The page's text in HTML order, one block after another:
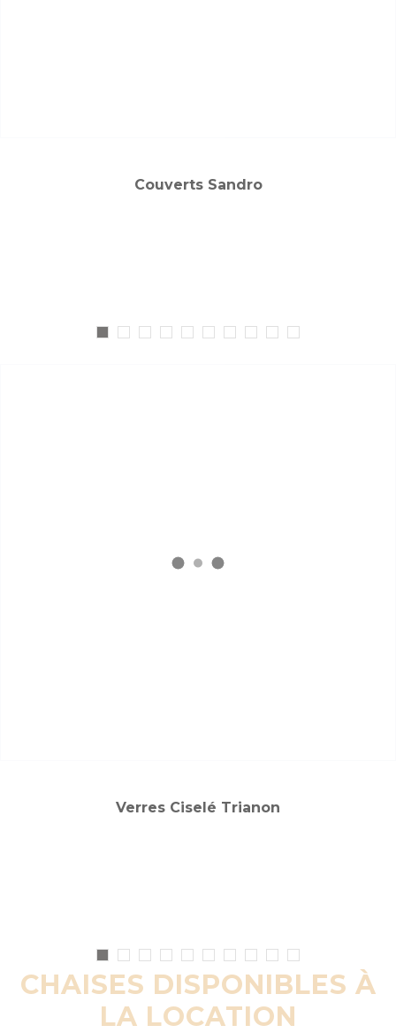
Couverts Sandro
Verres Ciselé Trianon
CHAISES DISPONIBLES À
LA LOCATION